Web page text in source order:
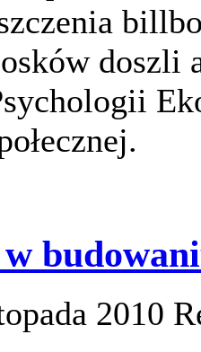
doszli
2010